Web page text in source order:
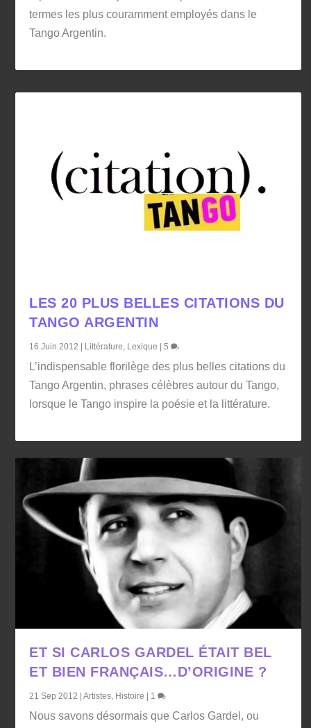
termes les plus couramment employés dans le
Tango Argentin.
LES 20 PLUS BELLES CITATIONS DU
TANGO ARGENTIN
16 Juin 2012 Littérature, Lexique |5
L’indispensable florilège des plus belles citations du
Tango Argentin, phrases célèbres autour du Tango,
lorsque le Tango inspire la poésie et la littérature.
ET SI CARLOS GARDEL ÉTAIT BEL
ET BIEN FRANÇAIS…D’ORIGINE ?
21 Sep 2012 |Artistes, Histoire 1
Nous savons désormais que Carlos Gardel, ou